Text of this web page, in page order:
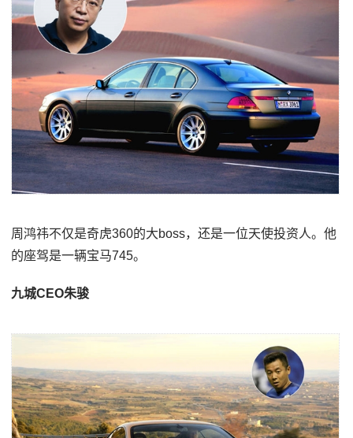
周鸿祎不仅是奇虎360的大boss，还是一位天使投资人。他
的座驾是一辆宝马745。
九城CEO朱骏